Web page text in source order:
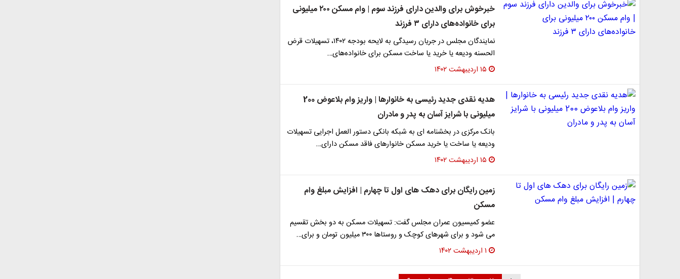
خبرخوش برای والدین دارای فرزند سوم | وام مسکن ۲۰۰ میلیونی
برای خانواده‌های دارای ۳ فرزند
نمایندگان مجلس در جریان رسیدگی به لایحه بودجه ۱۴۰۲، تسهیلات قرض
الحسنه ودیعه یا خرید یا ساخت مسکن برای خانواده‌های…
۱۵ اردیبهشت ۱۴۰۲
هدیه نقدی جدید رئیسی به خانوارها | واریز وام بلاعوض 200
میلیونی با شرایز آسان به پدر و مادران
بانک مرکزی در بخشنامه ای به شبکه بانکی دستور العمل اجرایی تسهیلات
ودیعه یا ساخت یا خرید مسکن خانوارهای فاقد مسکن دارای…
۱۵ اردیبهشت ۱۴۰۲
زمین رایگان برای دهک های اول تا چهارم | افزایش مبلغ وام
مسکن
عضو کمیسیون عمران مجلس گفت: تسهیلات مسکن به دو بخش تقسیم
می شود و برای شهرهای کوچک و روستاها ۳۰۰ میلیون تومان و برای…
۱ اردیبهشت ۱۴۰۲